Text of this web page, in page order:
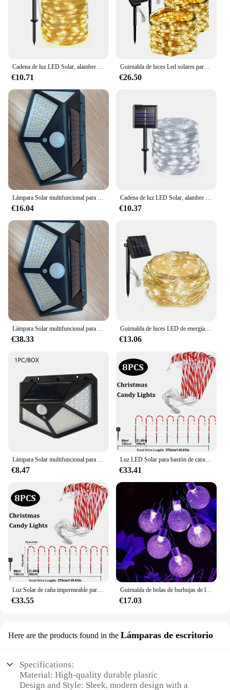
€10.71
Guirnalda de luces Led solares para exteriores, iluminación decorativa de ambiente navideño, impermeable IP65, 8 funciones, 7M, 12M, 22M
€26.50
€16.04 €10.37
€38.33
Guirnalda de luces LED de energía Solar para exteriores, 8 funciones, lámpara de Navidad, cumpleaños, boda, decoración de árbol de jardín
€13.06
€8.47
Luz LED Solar para bastón de caramelo, 8 funciones, impermeable, adecuada para patio y fiesta al aire libre, decoración de Navidad, 5/8 unidades
€33.41
Luz Solar de caña impermeable para exteriores, 8 funciones, luz de tierra de caramelo de Navidad, decoración de paisaje de jardín, luz de césped
€33.55
Guirnalda de bolas de burbujas de luz Solar púrpura, 8 funciones, diámetro de 1,7 cm/0,67 pulgadas, luces decorativas para Halloween, 5M /6M, 1 unidad
€17.03
Here are the products found in the Lámparas de escritorio
Specifications:
Material: High-quality durable plastic
Design and Style: Sleek, modern design with a